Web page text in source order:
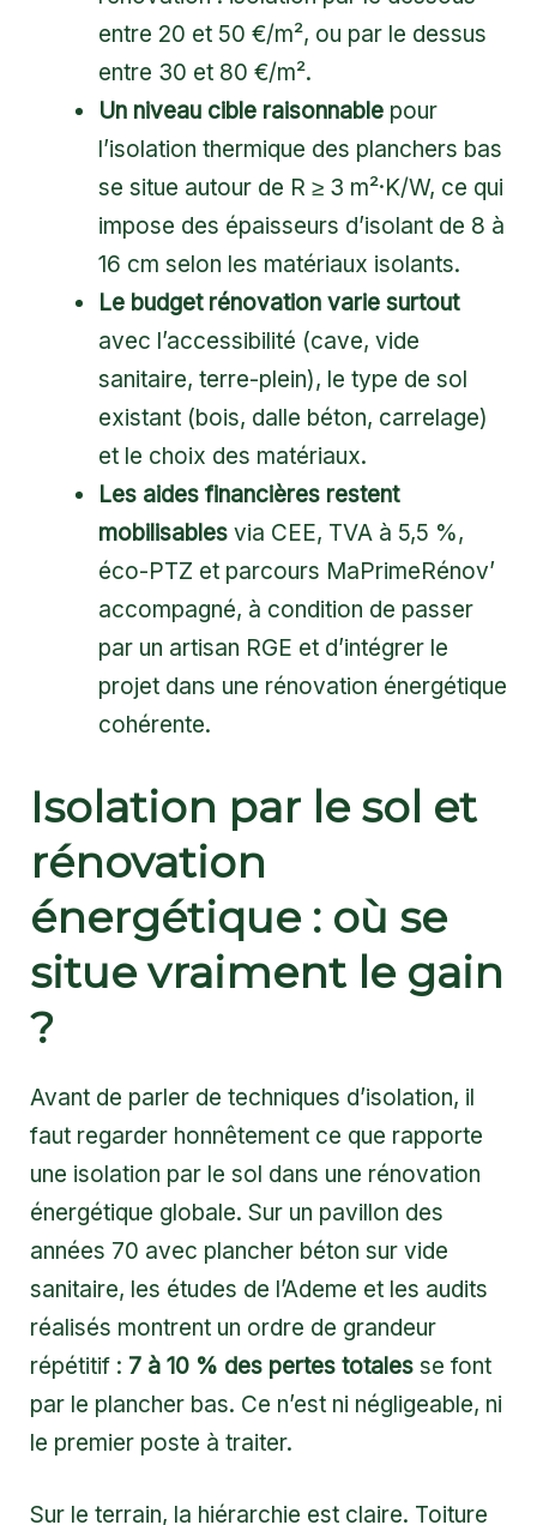
entre 20 et 50 €/m², ou par le dessus
entre 30 et 80 €/m².
Un niveau cible raisonnable pour
l’isolation thermique des planchers bas
se situe autour de R ≥ 3 m²·K/W, ce qui
impose des épaisseurs d’isolant de 8 à
16 cm selon les matériaux isolants.
Le budget rénovation varie surtout
avec l’accessibilité (cave, vide
sanitaire, terre-plein), le type de sol
existant (bois, dalle béton, carrelage)
et le choix des matériaux.
Les aides financières restent
mobilisables via CEE, TVA à 5,5 %,
éco-PTZ et parcours MaPrimeRénov’
accompagné, à condition de passer
par un artisan RGE et d’intégrer le
projet dans une rénovation énergétique
cohérente.
Isolation par le sol et
rénovation
énergétique : où se
situe vraiment le gain
?
Avant de parler de techniques d’isolation, il
faut regarder honnêtement ce que rapporte
une isolation par le sol dans une rénovation
énergétique globale. Sur un pavillon des
années 70 avec plancher béton sur vide
sanitaire, les études de l’Ademe et les audits
réalisés montrent un ordre de grandeur
répétitif : 7 à 10 % des pertes totales se font
par le plancher bas. Ce n’est ni négligeable, ni
le premier poste à traiter.
Sur le terrain, la hiérarchie est claire. Toiture